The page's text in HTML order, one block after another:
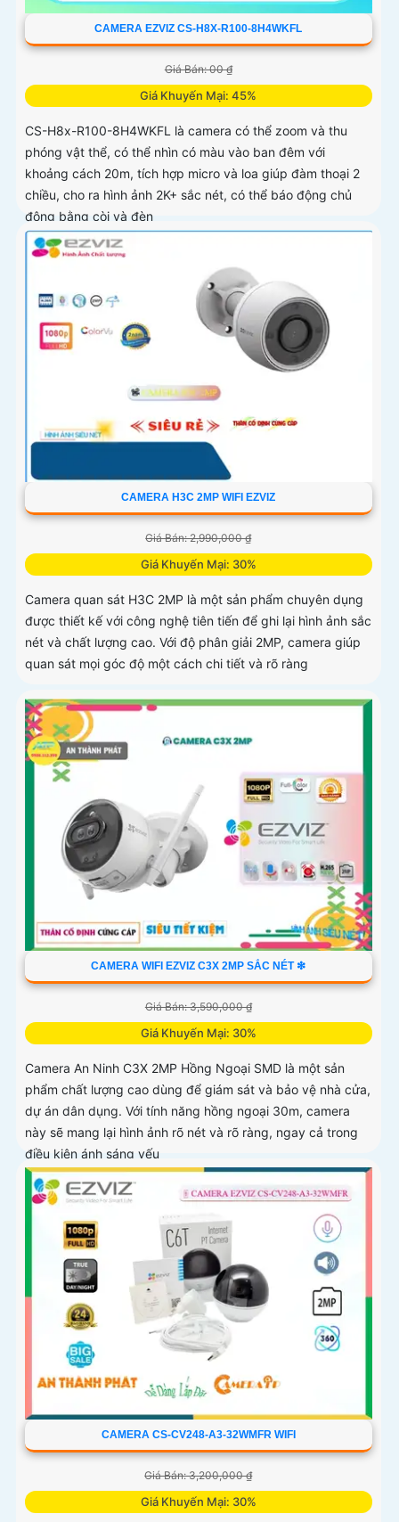
CAMERA EZVIZ CS-H8X-R100-8H4WKFL
Giá Bán: 00 ₫
Giá Khuyến Mại: 45%
CS-H8x-R100-8H4WKFL là camera có thể zoom và thu
phóng vật thể, có thể nhìn có màu vào ban đêm với
khoảng cách 20m, tích hợp micro và loa giúp đàm thoại 2
chiều, cho ra hình ảnh 2K+ sắc nét, có thể báo động chủ
động bằng còi và đèn
CAMERA H3C 2MP WIFI EZVIZ
Giá Bán: 2,990,000 ₫
Giá Khuyến Mại: 30%
Camera quan sát H3C 2MP là một sản phẩm chuyên dụng
được thiết kế với công nghệ tiên tiến để ghi lại hình ảnh sắc
nét và chất lượng cao. Với độ phân giải 2MP, camera giúp
quan sát mọi góc độ một cách chi tiết và rõ ràng
CAMERA WIFI EZVIZ C3X 2MP SẮC NÉT ❇
Giá Bán: 3,590,000 ₫
Giá Khuyến Mại: 30%
Camera An Ninh C3X 2MP Hồng Ngoại SMD là một sản
phẩm chất lượng cao dùng để giám sát và bảo vệ nhà cửa,
dự án dân dụng. Với tính năng hồng ngoại 30m, camera
này sẽ mang lại hình ảnh rõ nét và rõ ràng, ngay cả trong
điều kiện ánh sáng yếu
CAMERA CS-CV248-A3-32WMFR WIFI
Giá Bán: 3,200,000 ₫
Giá Khuyến Mại: 30%